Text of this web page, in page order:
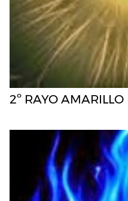
2º RAYO AMARILLO